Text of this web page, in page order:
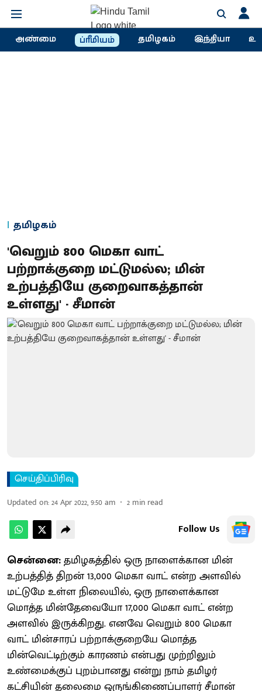
அண்மை ப்ரீமியம் தமிழகம் இந்தியா
தமிழகம்
'வெறும் 800 மெகா வாட்
பற்றாக்குறை மட்டுமல்ல; மின்
உற்பத்தியே குறைவாகத்தான்
உள்ளது' - சீமான்
செய்திப்பிரிவு
Updated on:24 Apr 2022, 9:50 am 2 min read
Follow Us
சென்னை:தமிழகத்தில் ஒரு நாளைக்கான மின்
உற்பத்தித் திறன் 13,000 மெகா வாட் என்ற அளவில்
மட்டுமே உள்ள நிலையில், ஒரு நாளைக்கான
மொத்த மின்தேவையோ 17,000 மெகா வாட் என்ற
அளவில் இருக்கிறது. எனவே வெறும் 800 மெகா
வாட் மின்சாரப் பற்றாக்குறையே மொத்த
மின்வெட்டிற்கும் காரணம் என்பது முற்றிலும்
உண்மைக்குப் புறம்பானது என்று நாம் தமிழர்
கட்சியின் தலைமை ஒருங்கிணைப்பாளர் சீமான்